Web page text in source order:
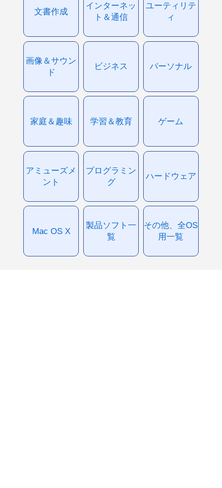
文書作成
インターネッ
ト＆通信
ユーティリテ
ィ
画像＆サウン
ド
ビジネス パーソナル
家庭＆趣味 学習＆教育 ゲーム
アミューズメ
ント
プログラミン
グ
ハードウェア
Mac OS X
製品ソフト一
覧
その他、全OS
用一覧